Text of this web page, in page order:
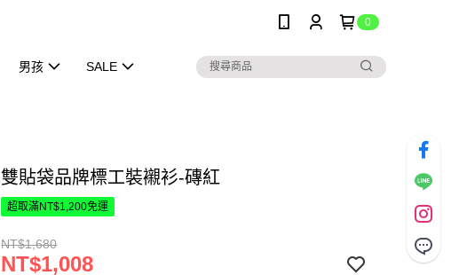
0
男孩 SALE
雙貼袋品牌標工裝襯衫-磚紅
超取滿NT$1,200免運
NT$1,680
NT$1,008